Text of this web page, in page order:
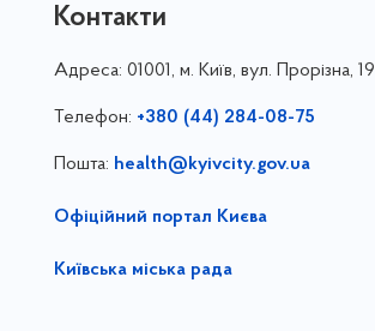
Контакти
Адреса: 01001, м. Київ, вул. Прорізна, 19
Телефон: +380 (44) 284-08-75
Пошта: health@kyivcity.gov.ua
Офіційний портал Києва
Київська міська рада